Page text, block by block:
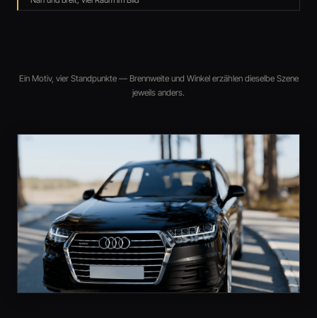
Ein Motiv, vier Standpunkte — Brennweite und Winkel erzählen dieselbe Szene
jeweils anders.